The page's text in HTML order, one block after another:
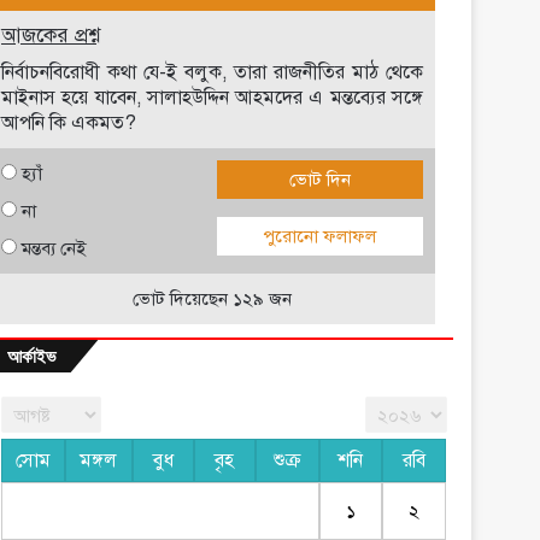
আজকের প্রশ্ন
নির্বাচনবিরোধী কথা যে-ই বলুক, তারা রাজনীতির মাঠ থেকে
মাইনাস হয়ে যাবেন, সালাহউদ্দিন আহমদের এ মন্তব্যের সঙ্গে
আপনি কি একমত?
হ্যাঁ
না
মন্তব্য নেই
ভোট দিন
পুরোনো ফলাফল
ভোট দিয়েছেন ১২৯ জন
আর্কাইভ
সোম মঙ্গল বুধ বৃহ শুক্র শনি রবি
১ ২